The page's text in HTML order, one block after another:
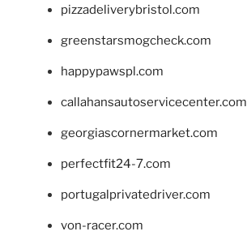
pizzadeliverybristol.com
greenstarsmogcheck.com
happypawspl.com
callahansautoservicecenter.com
georgiascornermarket.com
perfectfit24-7.com
portugalprivatedriver.com
von-racer.com